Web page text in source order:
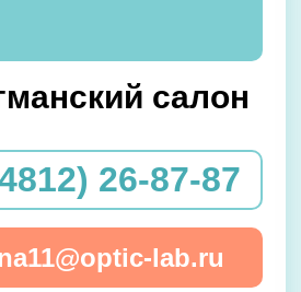
салон
26-87-87
lab.ru